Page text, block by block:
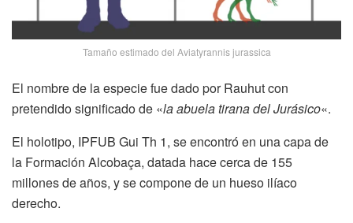
Tamaño estimado del Aviatyrannis jurassica
El nombre de la especie fue dado por Rauhut con
pretendido significado de «la abuela tirana del Jurásico«.
El holotipo, IPFUB Gui Th 1, se encontró en una capa de
la Formación Alcobaça, datada hace cerca de 155
millones de años, y se compone de un hueso ilíaco
derecho.